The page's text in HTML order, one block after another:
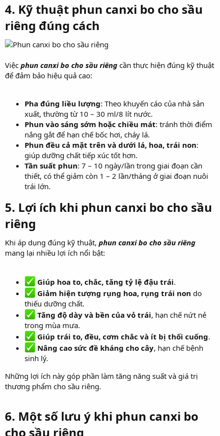
4. Kỹ thuật phun canxi bo cho sầu
riêng đúng cách​
Việc phun canxi bo cho sầu riêng cần thực hiện đúng kỹ thuật
để đảm bảo hiệu quả cao:
Pha đúng liều lượng: Theo khuyến cáo của nhà sản
xuất, thường từ 10 – 30 ml/8 lít nước.
Phun vào sáng sớm hoặc chiều mát: tránh thời điểm
nắng gắt để hạn chế bốc hơi, cháy lá.
Phun đều cả mặt trên và dưới lá, hoa, trái non:
giúp dưỡng chất tiếp xúc tốt hơn.
Tần suất phun: 7 – 10 ngày/lần trong giai đoạn cần
thiết, có thể giảm còn 1 – 2 lần/tháng ở giai đoạn nuôi
trái lớn.
5. Lợi ích khi phun canxi bo cho sầu
riêng
Khi áp dụng đúng kỹ thuật, phun canxi bo cho sầu riêng
mang lại nhiều lợi ích nổi bật:
Giúp hoa to, chắc, tăng tỷ lệ đậu trái.
Giảm hiện tượng rụng hoa, rụng trái non do
thiếu dưỡng chất.
Tăng độ dày và bền của vỏ trái, hạn chế nứt nẻ
trong mùa mưa.
Giúp trái to, đều, cơm chắc và ít bị thối cuống.
Nâng cao sức đề kháng cho cây, hạn chế bệnh
sinh lý.
Những lợi ích này góp phần làm tăng năng suất và giá trị
thương phẩm cho sầu riêng.
6. Một số lưu ý khi phun canxi bo
cho sầu riêng